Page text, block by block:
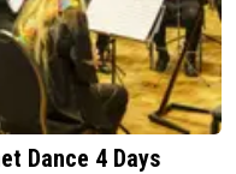
Dance 4 Days